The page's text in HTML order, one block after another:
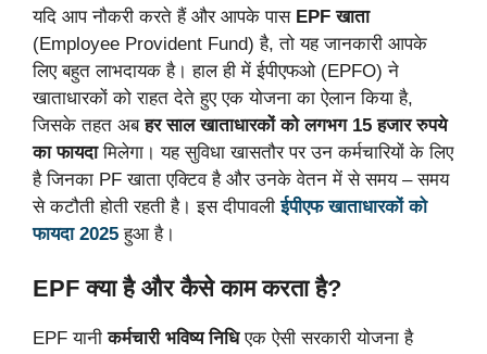
यदि आप नौकरी करते हैं और आपके पास EPF खाता
(Employee Provident Fund) है, तो यह जानकारी आपके
लिए बहुत लाभदायक है। हाल ही में ईपीएफओ (EPFO) ने
खाताधारकों को राहत देते हुए एक योजना का ऐलान किया है,
जिसके तहत अबहर साल खाताधारकों को लगभग 15 हजार रुपये
का फायदामिलेगा। यह सुविधा खासतौर पर उन कर्मचारियों के लिए
है जिनका PF खाता एक्टिव है और उनके वेतन में से समय – समय
से कटौती होती रहती है। इस दीपावलीईपीएफ खाताधारकों को
फायदा 2025 हुआ है।
EPF क्या है और कैसे काम करता है?
EPF यानीकर्मचारी भविष्य निधिएक ऐसी सरकारी योजना है